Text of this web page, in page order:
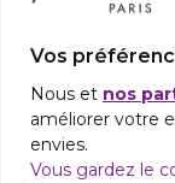
Vos
Nous et nos
améliorer votre
envies.
Vous gardez le